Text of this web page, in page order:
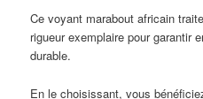
Ce voyant marabout africain
rigueur exemplaire pour garantir
durable.
En le choisissant, vous